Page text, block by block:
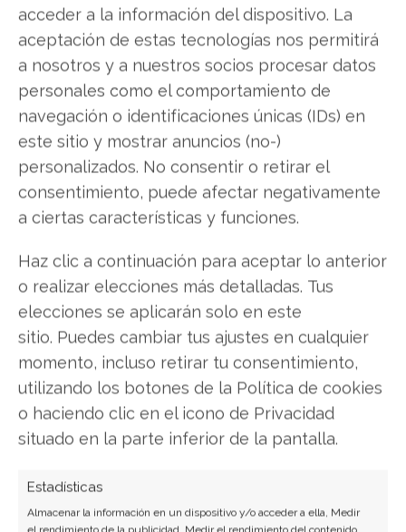
acceder a la información del dispositivo. La
aceptación de estas tecnologías nos permitirá
a nosotros y a nuestros socios procesar datos
personales como el comportamiento de
navegación o identificaciones únicas (IDs) en
este sitio y mostrar anuncios (no-)
personalizados. No consentir o retirar el
consentimiento, puede afectar negativamente
a ciertas características y funciones.
Haz clic a continuación para aceptar lo anterior
o realizar elecciones más detalladas. Tus
elecciones se aplicarán solo en este
sitio. Puedes cambiar tus ajustes en cualquier
momento, incluso retirar tu consentimiento,
utilizando los botones de la Política de cookies
o haciendo clic en el icono de Privacidad
situado en la parte inferior de la pantalla.
Estadísticas
Almacenar la información en un dispositivo y/o acceder a ella, Medir
Además cuenta con una interfaz bastante similar
a la de Office, por lo cual su uso cómodo está
garantizado.
En este sentido Nitro PDF ofrece soporte para
este tipo de pantallas, por lo cual la
de un PDFcon los dedos será mucho más
cómoda.
Además tiene soporte para hacer anotaciones
en el PDF, una opción interesante cuando haces
trabajo en equipo.
Lamentablemente, Nitro PDF no ofrece ningún
tipo de soporte para el rellenado o lafirma de
documentos PDF. Además, no permite hacer
búsquedas de texto en el documento, lo cual es
un hecho imperdonable, ya que es algo muy
Si quieres estasfunciones “Premium”,tendrás